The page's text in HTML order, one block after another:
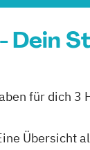
Dein
für dich
Übersicht